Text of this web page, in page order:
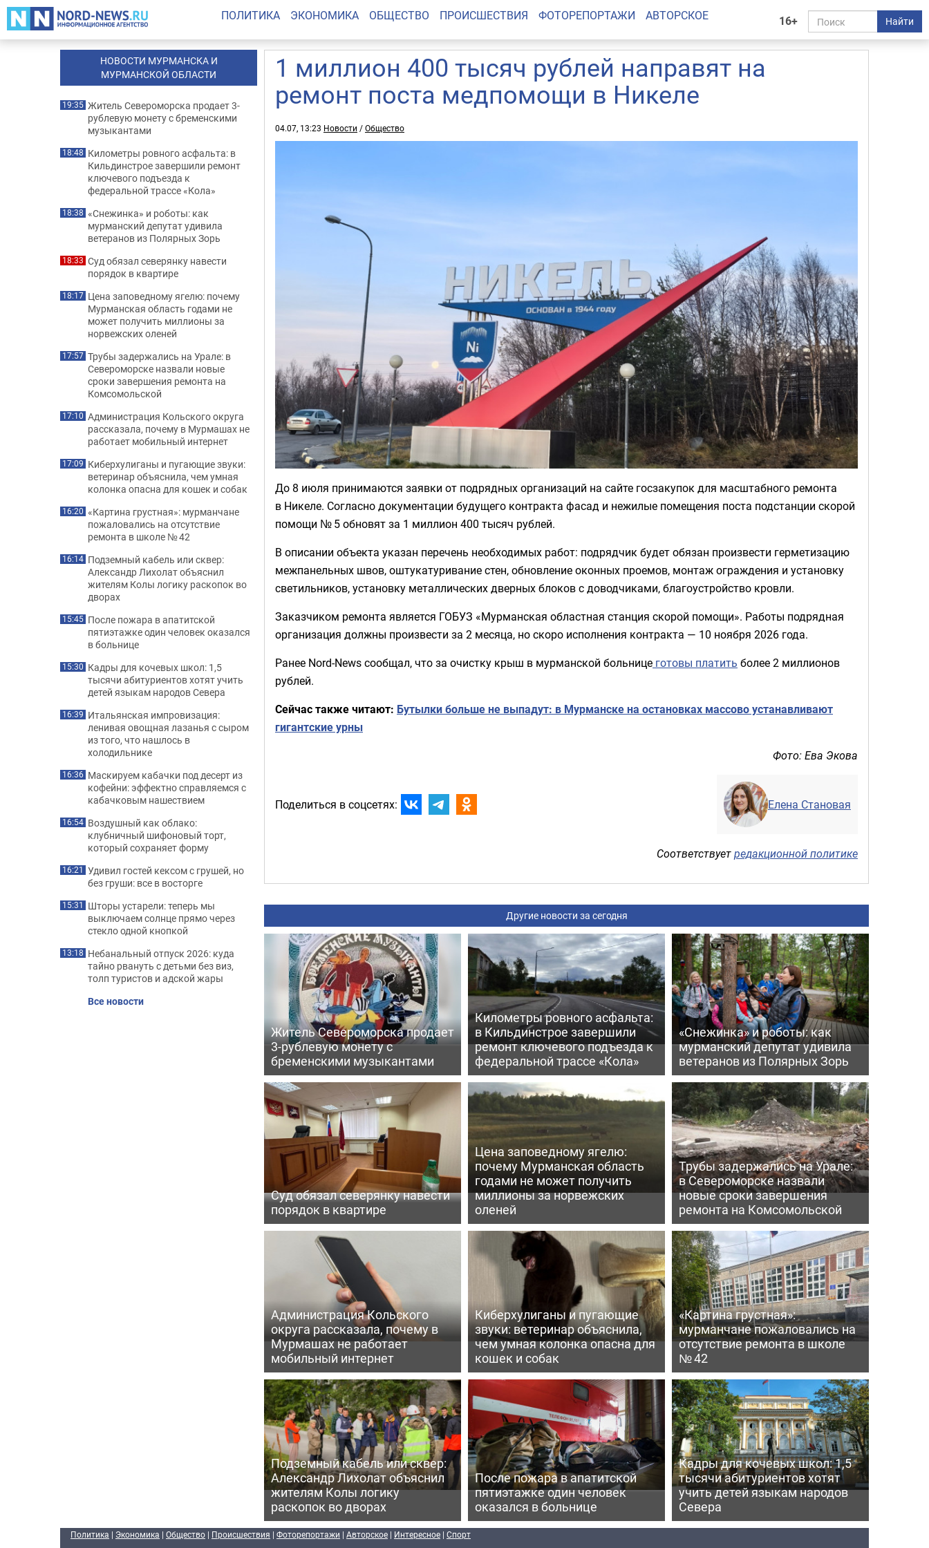
16+ Найти
ПОЛИТИКА ЭКОНОМИКА ОБЩЕСТВО ПРОИСШЕСТВИЯ ФОТОРЕПОРТАЖИ АВТОРСКОЕ
1 миллион 400 тысяч рублей направят на
ремонт поста медпомощи в Никеле
04.07, 13:23 Новости /Общество
До 8 июля принимаются заявки от подрядных организаций на сайте госзакупок для масштабного ремонта
в Никеле. Согласно документации будущего контракта фасад и нежилые помещения поста подстанции скорой
помощи № 5 обновят за 1 миллион 400 тысяч рублей.
В описании объекта указан перечень необходимых работ: подрядчик будет обязан произвести герметизацию
межпанельных швов, оштукатуривание стен, обновление оконных проемов, монтаж ограждения и установку
светильников, установку металлических дверных блоков с доводчиками, благоустройство кровли.
Заказчиком ремонта является ГОБУЗ «Мурманская областная станция скорой помощи». Работы подрядная
организация должны произвести за 2 месяца, но скоро исполнения контракта — 10 ноября 2026 года.
Ранее Nord-News сообщал, что за очистку крыш в мурманской больнице готовы платить более 2 миллионов
рублей.
Сейчас также читают: Бутылки больше не выпадут: в Мурманске на остановках массово устанавливают
гигантские урны
Фото: Ева Экова
Поделиться в соцсетях: Елена Становая
Соответствуетредакционной политике
Другие новости за сегодня
Житель Североморска продает
3-рублевую монету с
бременскими музыкантами
Километры ровного асфальта:
в Кильдинстрое завершили
ремонт ключевого подъезда к
федеральной трассе «Кола»
«Снежинка» и роботы: как
мурманский депутат удивила
ветеранов из Полярных Зорь
Суд обязал северянку навести
порядок в квартире
Цена заповедному ягелю:
почему Мурманская область
годами не может получить
миллионы за норвежских
оленей
Трубы задержались на Урале:
в Североморске назвали
новые сроки завершения
ремонта на Комсомольской
Администрация Кольского
округа рассказала, почему в
Мурмашах не работает
мобильный интернет
Киберхулиганы и пугающие
звуки: ветеринар объяснила,
чем умная колонка опасна для
кошек и собак
«Картина грустная»:
мурманчане пожаловались на
отсутствие ремонта в школе
№ 42
Подземный кабель или сквер:
Александр Лихолат объяснил
жителям Колы логику
раскопок во дворах
После пожара в апатитской
пятиэтажке один человек
оказался в больнице
Кадры для кочевых школ: 1,5
тысячи абитуриентов хотят
учить детей языкам народов
Севера
НОВОСТИ МУРМАНСКА И
МУРМАНСКОЙ ОБЛАСТИ
19:35 Житель Североморска продает 3-
рублевую монету с бременскими
музыкантами
18:48 Километры ровного асфальта: в
Кильдинстрое завершили ремонт
ключевого подъезда к
федеральной трассе «Кола»
18:38 «Снежинка» и роботы: как
мурманский депутат удивила
ветеранов из Полярных Зорь
18:33 Суд обязал северянку навести
порядок в квартире
18:17 Цена заповедному ягелю: почему
Мурманская область годами не
может получить миллионы за
норвежских оленей
17:57 Трубы задержались на Урале: в
Североморске назвали новые
сроки завершения ремонта на
Комсомольской
17:10 Администрация Кольского округа
рассказала, почему в Мурмашах не
работает мобильный интернет
17:09 Киберхулиганы и пугающие звуки:
ветеринар объяснила, чем умная
колонка опасна для кошек и собак
16:20 «Картина грустная»: мурманчане
пожаловались на отсутствие
ремонта в школе № 42
16:14 Подземный кабель или сквер:
Александр Лихолат объяснил
жителям Колы логику раскопок во
дворах
15:45 После пожара в апатитской
пятиэтажке один человек оказался
в больнице
15:30 Кадры для кочевых школ: 1,5
тысячи абитуриентов хотят учить
детей языкам народов Севера
16:39 Итальянская импровизация:
ленивая овощная лазанья с сыром
из того, что нашлось в
холодильнике
16:36 Маскируем кабачки под десерт из
кофейни: эффектно справляемся с
кабачковым нашествием
16:54 Воздушный как облако:
клубничный шифоновый торт,
который сохраняет форму
16:21 Удивил гостей кексом с грушей, но
без груши: все в восторге
15:31 Шторы устарели: теперь мы
выключаем солнце прямо через
стекло одной кнопкой
13:18 Небанальный отпуск 2026: куда
тайно рвануть с детьми без виз,
толп туристов и адской жары
Все новости
Политика | Экономика | Общество | Происшествия | Фоторепортажи | Авторское | Интересное | Спорт